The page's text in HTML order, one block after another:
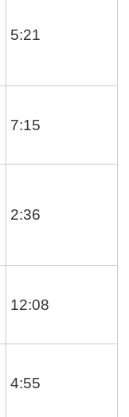
5:21
7:15
2:36
12:08
4:55